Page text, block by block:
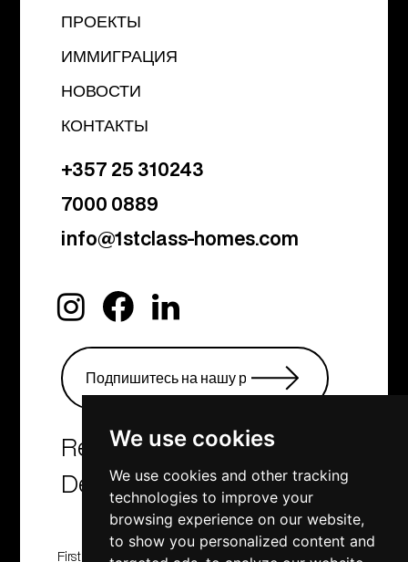
We use cookies
We use cookies and other tracking
technologies to improve your
browsing experience on our website,
to show you personalized content and
ПРОЕКТЫ
ИММИГРАЦИЯ
НОВОСТИ
КОНТАКТЫ
+357 25 310243
7000 0889
info@1stclass-homes.com
Real Estate Agency &
Developers
First Class Homes, Developing , Investment and